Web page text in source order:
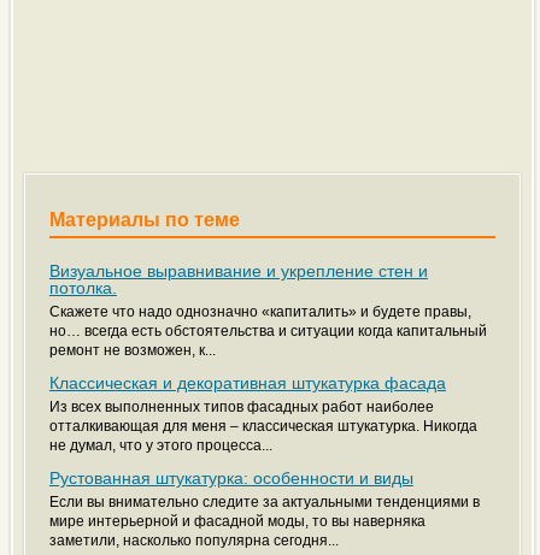
Материалы по теме
Визуальное выравнивание и укрепление стен и
потолка.
Скажете что надо однозначно «капиталить» и будете правы,
но… всегда есть обстоятельства и ситуации когда капитальный
ремонт не возможен, к...
Классическая и декоративная штукатурка фасада
Из всех выполненных типов фасадных работ наиболее
отталкивающая для меня – классическая штукатурка. Никогда
не думал, что у этого процесса...
Рустованная штукатурка: особенности и виды
Если вы внимательно следите за актуальными тенденциями в
мире интерьерной и фасадной моды, то вы наверняка
заметили, насколько популярна сегодня...